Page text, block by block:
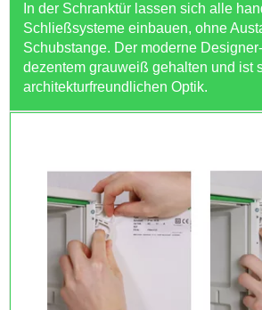
In der Schranktür lassen sich alle
Schließsysteme einbauen, ohne
Schubstange. Der moderne
dezentem grauweiß gehalten und ist
architekturfreundlichen Optik.